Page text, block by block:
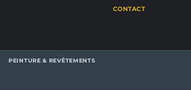
CONTACT
PEINTURE & REVÊTEMENTS